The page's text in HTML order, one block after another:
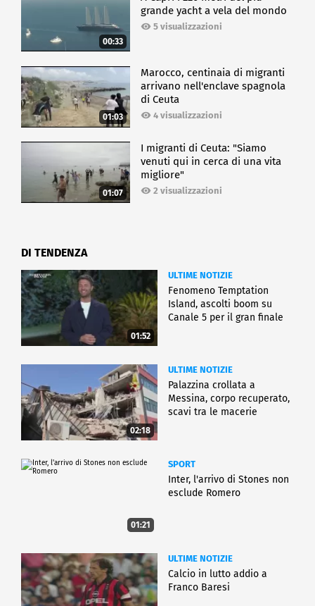
00:33
grande yacht a vela del mondo
5 visualizzazioni
01:03
Marocco, centinaia di migranti
arrivano nell'enclave spagnola
di Ceuta
4 visualizzazioni
01:07
I migranti di Ceuta: "Siamo
venuti qui in cerca di una vita
migliore"
2 visualizzazioni
DI TENDENZA
01:52
ULTIME NOTIZIE
Fenomeno Temptation
Island, ascolti boom su
Canale 5 per il gran finale
02:18
ULTIME NOTIZIE
Palazzina crollata a
Messina, corpo recuperato,
scavi tra le macerie
01:21
SPORT
Inter, l'arrivo di Stones non
esclude Romero
ULTIME NOTIZIE
Calcio in lutto addio a
Franco Baresi